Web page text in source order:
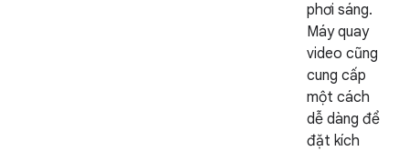
phơi sáng.
Máy quay
video cũng
cung cấp
một cách
dễ dàng để
đặt kích